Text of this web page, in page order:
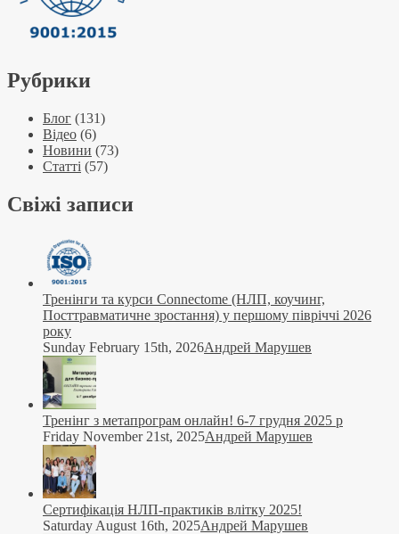
Рубрики
Блог (131)
Відео (6)
Новини (73)
Статті (57)
Свіжі записи
Тренінги та курси Connectome (НЛП, коучинг,
Посттравматичне зростання) у першому півріччі 2026
року
Sunday February 15th, 2026Андрей Марушев
Тренінг з метапрограм онлайн! 6-7 грудня 2025 р
Friday November 21st, 2025Андрей Марушев
Сертифікація НЛП-практиків влітку 2025!
Saturday August 16th, 2025Андрей Марушев